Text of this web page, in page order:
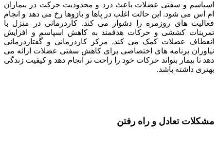
اسپاسم و سفتی عضلات باعث درد و محدودیت حرکت در بیماران
ام اس می شود. این حالت اغلب در پاها و بازوها رخ می دهد و انجام
فعالیت های روزمره را دشوار می کند. کاردرمانی در منزل با
تمرینات کششی و حرکات هدفمند به کاهش اسپاسم و افزایش
انعطاف عضلات کمک می کند. مرکز کاردرمانی و گفتاردرمانی
نیاوران برنامه های اختصاصی برای کاهش سفتی عضلات ارائه می
دهد تا بیمار بتواند حرکات خود را راحت تر انجام دهد و کیفیت زندگی
بهتری داشته باشد.
مشکلات تعادل و راه رفتن